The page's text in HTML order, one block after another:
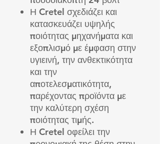
Η Cretel σχεδιάζει και
κατασκευάζει υψηλής
ποιότητας μηχανήματα και
εξοπλισμό με έμφαση στην
υγιεινή, την ανθεκτικότητα
και την
αποτελεσματικότητα,
παρέχοντας προϊόντα με
την καλύτερη σχέση
ποιότητας τιμής.
Η Cretel οφείλει την